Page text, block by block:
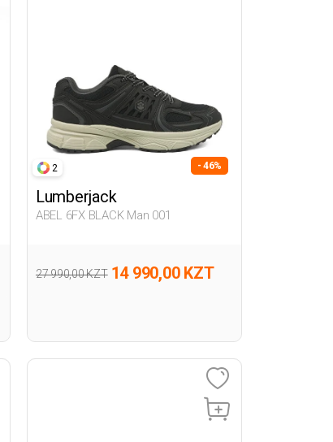
2 - 46%
Lumberjack
ABEL 6FX BLACK Man 001
27 990,00 KZT 14 990,00 KZT